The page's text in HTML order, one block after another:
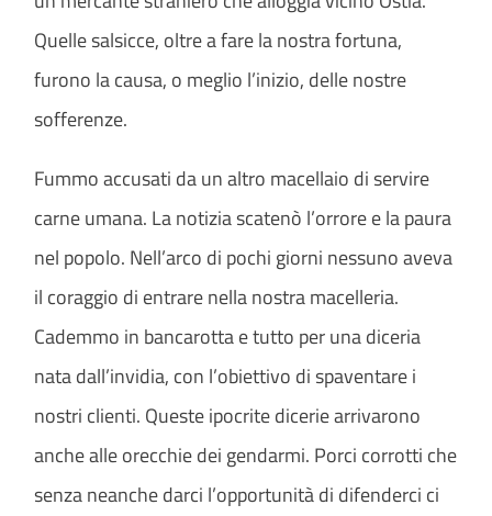
Quelle salsicce, oltre a fare la nostra fortuna,
furono la causa, o meglio l’inizio, delle nostre
sofferenze.
Fummo accusati da un altro macellaio di servire
carne umana. La notizia scatenò l’orrore e la paura
nel popolo. Nell’arco di pochi giorni nessuno aveva
il coraggio di entrare nella nostra macelleria.
Cademmo in bancarotta e tutto per una diceria
nata dall’invidia, con l’obiettivo di spaventare i
nostri clienti. Queste ipocrite dicerie arrivarono
anche alle orecchie dei gendarmi. Porci corrotti che
senza neanche darci l’opportunità di difenderci ci